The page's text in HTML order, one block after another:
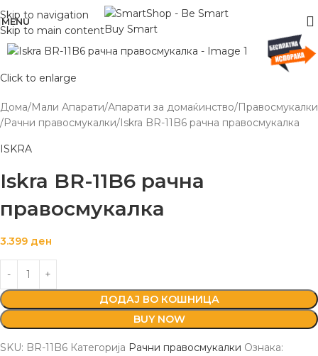
Skip to navigation
Skip to main content
MENU
Click to enlarge
Дома Мали Апарати Апарати за домаќинство Правосмукалки
Рачни правосмукалки Iskra BR-11B6 рачна правосмукалка
ISKRA
Iskra BR-11B6 рачна
правосмукалка
3.399 ден
ДОДАЈ ВО КОШНИЦА
BUY NOW
SKU: BR-11B6 Категорија Рачни правосмукалки Ознака: